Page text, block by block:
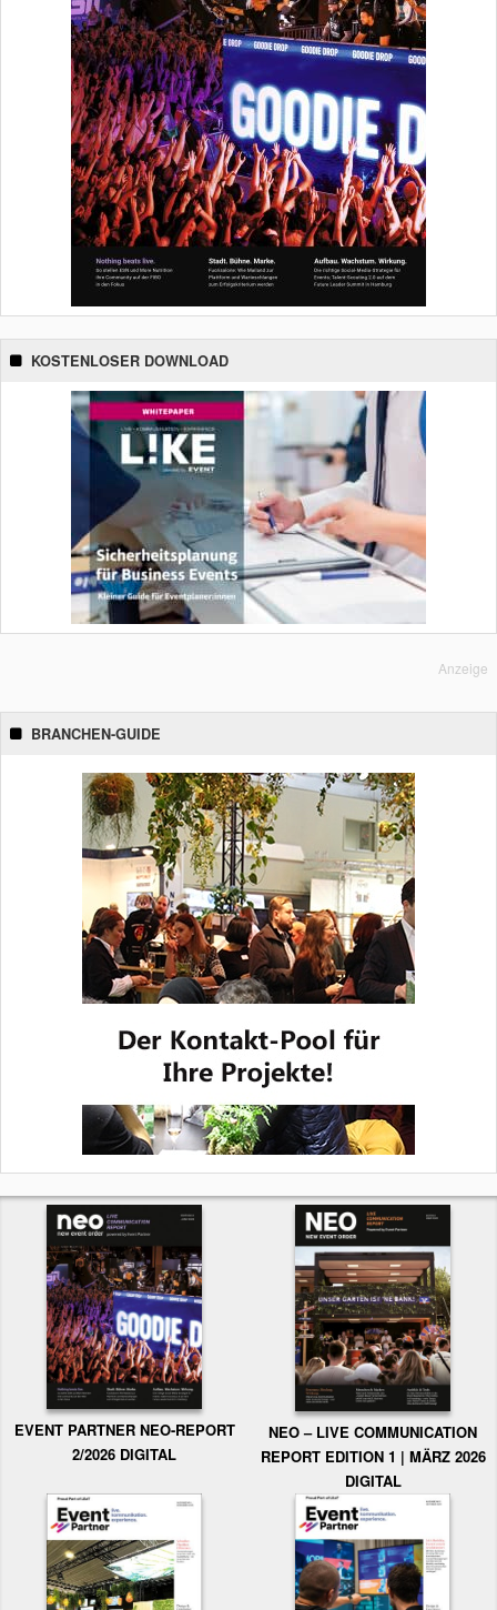
KOSTENLOSER DOWNLOAD
Anzeige
BRANCHEN-GUIDE
EVENT PARTNER NEO-REPORT
2/2026 DIGITAL
NEO – LIVE COMMUNICATION
REPORT EDITION 1 | MÄRZ 2026
DIGITAL